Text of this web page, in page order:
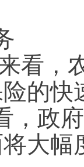
看，
的快
，政
大